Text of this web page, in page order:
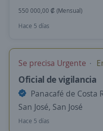
550 000,00 ₡ (Mensual)
Hace 5 días
Se precisa Urgente
Oficial de vigilancia
Panacafé de Costa
San José, San José
Hace 5 días